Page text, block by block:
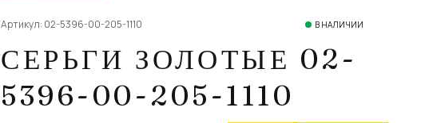
Артикул: 02-5396-00-205-1110 В НАЛИЧИИ
СЕРЬГИ ЗОЛОТЫЕ 02-
5396-00-205-1110